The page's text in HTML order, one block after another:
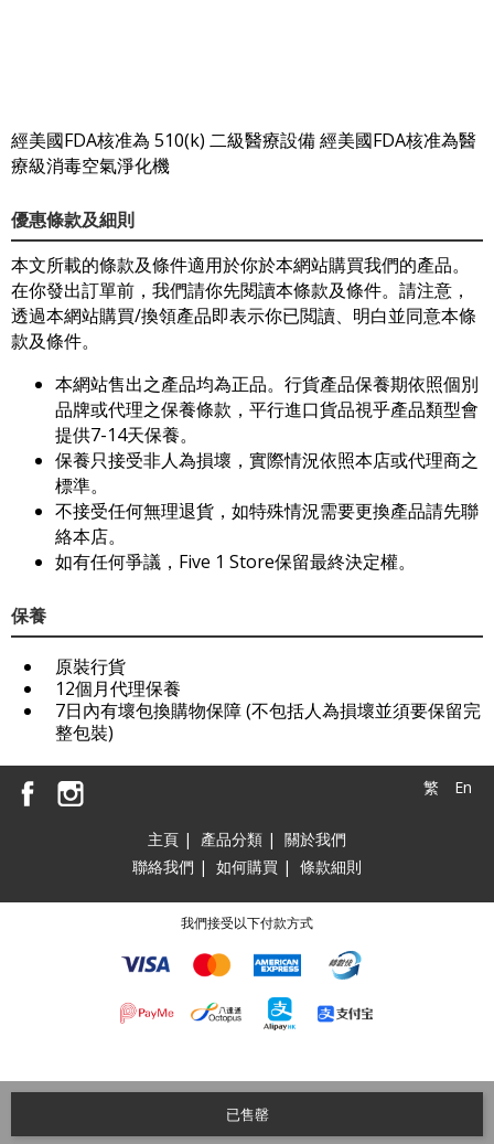
已售罄
經美國FDA核准為 510(k) 二級醫療設備 經美國FDA核准為醫
療級消毒空氣淨化機
優惠條款及細則
本文所載的條款及條件適用於你於本網站購買我們的產品。
在你發出訂單前，我們請你先閱讀本條款及條件。請注意，
透過本網站購買/換領產品即表示你已閲讀、明白並同意本條
款及條件。
本網站售出之產品均為正品。行貨產品保養期依照個別
品牌或代理之保養條款，平行進口貨品視乎產品類型會
提供7-14天保養。
保養只接受非人為損壞，實際情況依照本店或代理商之
標準。
不接受任何無理退貨，如特殊情況需要更換產品請先聯
絡本店。
如有任何爭議，Five 1 Store保留最終決定權。
保養
原裝行貨
12個月代理保養
7日內有壞包換購物保障 (不包括人為損壞並須要保留完
整包裝)
繁 En
主頁 | 產品分類 | 關於我們
聯絡我們 | 如何購買 | 條款細則
我們接受以下付款方式